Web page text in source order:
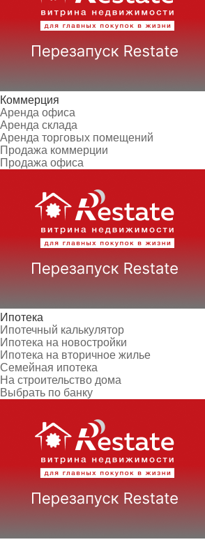
Коммерция
Аренда офиса
Аренда склада
Аренда торговых помещений
Продажа коммерции
Продажа офиса
Ипотека
Ипотечный калькулятор
Ипотека на новостройки
Ипотека на вторичное жилье
Семейная ипотека
На строительство дома
Выбрать по банку